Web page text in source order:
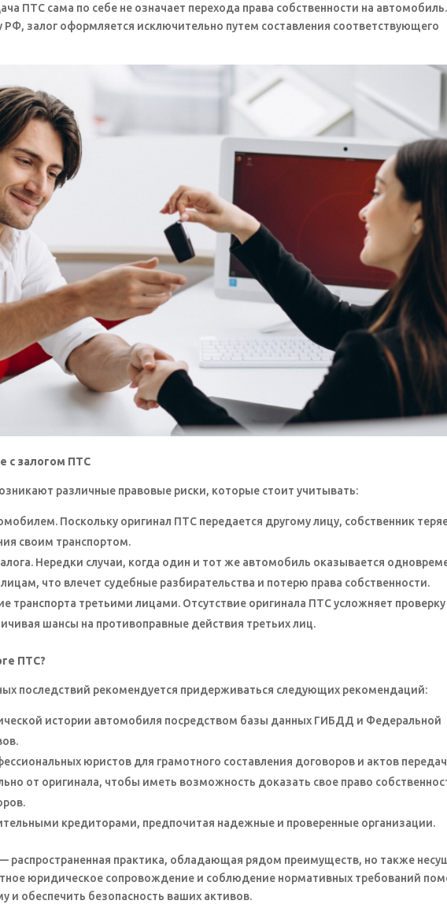
ПТС сама по себе не означает перехода права собственности на автомобиль.
РФ, залог оформляется исключительно путем составления соответствующего
с залогом ПТС
различные правовые риски, которые стоит учитывать:
Поскольку оригинал ПТС передается другому лицу, собственник
своим транспортом.
Нередки случаи, когда один и тот же автомобиль оказывается
что влечет судебные разбирательства и потерю права собственности.
транспорта третьими лицами. Отсутствие оригинала ПТС усложняет проверку
шансы на противоправные действия третьих лиц.
ПТС?
последствий рекомендуется придерживаться следующих рекомендаций:
истории автомобиля посредством базы данных ГИБДД и Федеральной
юристов для грамотного составления договоров и актов
от оригинала, чтобы иметь возможность доказать свое право
кредиторами, предпочитая надежные и проверенные организации.
распространенная практика, обладающая рядом преимуществ, но также
юридическое сопровождение и соблюдение нормативных требований
и обеспечить безопасность ваших активов.